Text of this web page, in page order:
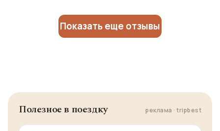
Показать еще отзывы
Полезное в поездку реклама · tripbest